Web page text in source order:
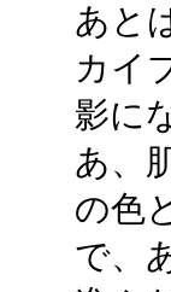
あと
カイ
影に
あ、
の色
で、